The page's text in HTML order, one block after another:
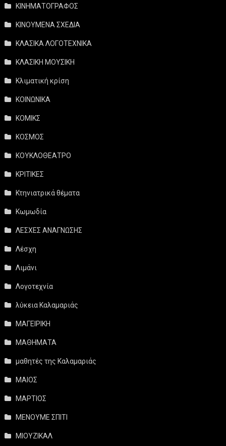
ΚΙΝΗΜΑΤΟΓΡΑΦΟΣ
ΚΙΝΟΥΜΕΝΑ ΣΧΕΔΙΑ
ΚΛΑΣΙΚΑ ΛΟΓΟΤΕΧΝΙΚΑ
ΚΛΑΣΙΚΗ ΜΟΥΣΙΚΗ
Κλιματική κρίση
ΚΟΙΝΩΝΙΚΑ
ΚΟΜΙΚΣ
ΚΟΣΜΟΣ
ΚΟΥΚΛΟΘΕΑΤΡΟ
ΚΡΙΤΙΚΕΣ
Κτηνιατρικά θέματα
Κωμωδία
ΛΕΣΧΕΣ ΑΝΑΓΝΩΣΗΣ
Λέσχη
Λιμάνι
Λογοτεχνία
λύκεια Καλαμαριάς
ΜΑΓΕΙΡΙΚΗ
ΜΑΘΗΜΑΤΑ
μαθητές της Καλαμαριάς
ΜΑΙΟΣ
ΜΑΡΤΙΟΣ
ΜΕΝΟΥΜΕ ΣΠΙΤΙ
ΜΙΟΥΖΙΚΑΛ